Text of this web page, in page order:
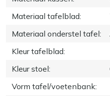
Materiaal tafelblad:
Materiaal onderstel tafel:
Kleur tafelblad:
Kleur stoel:
Vorm tafel/voetenbank: